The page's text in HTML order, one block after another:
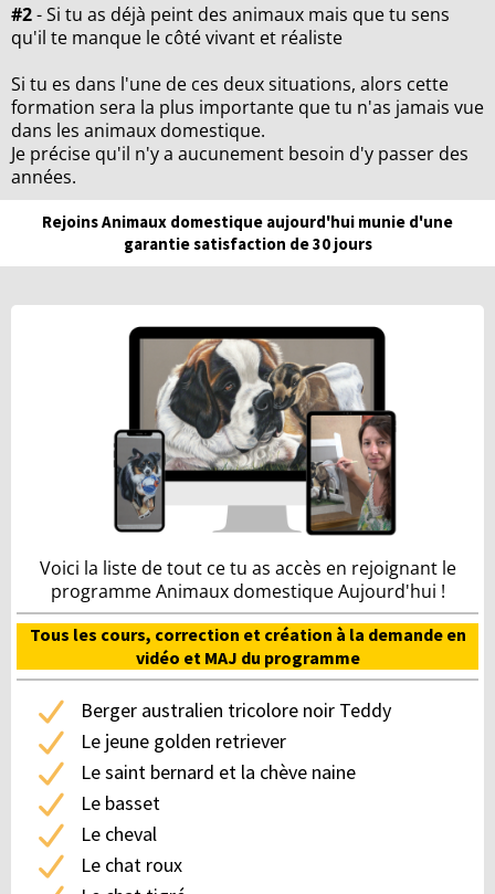
#2- Si tu as déjà peint des animaux mais que tu sens
qu'il te manque le côté vivant et réaliste
Si tu es dans l'une de ces deux situations, alors cette
formation sera la plus importante que tu n'as jamais vue
dans les animaux domestique.
Je précise qu'il n'y a aucunement besoin d'y passer des
années.
Rejoins Animaux domestique aujourd'hui munie d'une
garantie satisfaction de 30 jours
Voici la liste de tout ce tu as accès en rejoignant le
programme Animaux domestique Aujourd'hui !
Tous les cours, correction et création à la demande en
vidéo et MAJ du programme
Berger australien tricolore noir Teddy
Le jeune golden retriever
Le saint bernard et la chève naine
Le basset
Le cheval
Le chat roux